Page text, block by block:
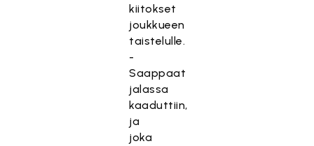
kiitokset
joukkueen
taistelulle.
-
Saappaat
jalassa
kaaduttiin,
ja
joka